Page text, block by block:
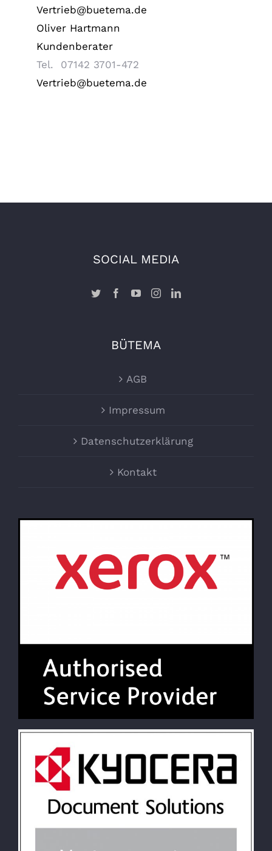
Vertrieb@buetema.de
Oliver Hartmann
Kundenberater
Tel. 07142 3701-472
Vertrieb@buetema.de
SOCIAL MEDIA
BÜTEMA
AGB
Impressum
Datenschutzerklärung
Kontakt